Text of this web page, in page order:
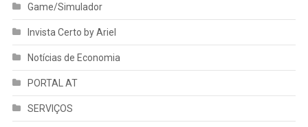
Game/Simulador
Invista Certo by Ariel
Notícias de Economia
PORTAL AT
SERVIÇOS